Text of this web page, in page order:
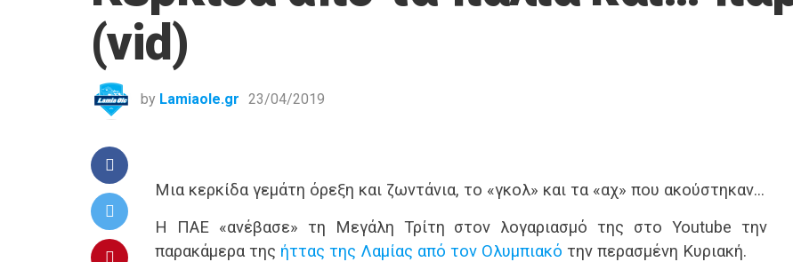
(vid)
by Lamiaole.gr 23/04/2019
Μια κερκίδα γεμάτη όρεξη και ζωντάνια, το «γκολ» και τα «αχ» που ακούστηκαν…
Η ΠΑΕ «ανέβασε» τη Μεγάλη Τρίτη στον λογαριασμό της στο Youtube την
παρακάμερα της ήττας της Λαμίας από τον Ολυμπιακό την περασμένη Κυριακή.